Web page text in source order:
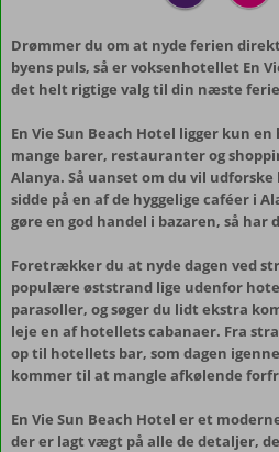
Drømmer du om at nyde ferien
byens puls, så er voksenhotellet En
det helt rigtige valg til din næste
En Vie Sun Beach Hotel ligger kun
mange barer, restauranter og
Alanya. Så uanset om du vil
sidde på en af de hyggelige caféer i
gøre en god handel i bazaren, så har
Foretrækker du at nyde dagen ved
populære øststrand lige udenfor
parasoller, og søger du lidt ekstra
leje en af hotellets cabanaer. Fra
op til hotellets bar, som dagen
kommer til at mangle afkølende
En Vie Sun Beach Hotel er et
der er lagt vægt på alle de detaljer,